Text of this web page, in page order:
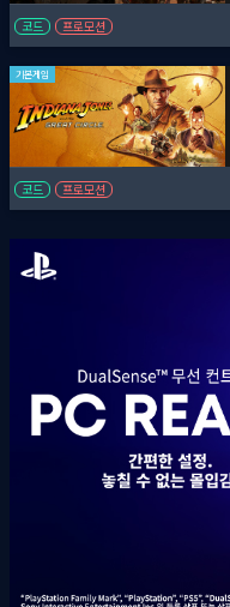
코드 프로모션
기본게임
코드 프로모션